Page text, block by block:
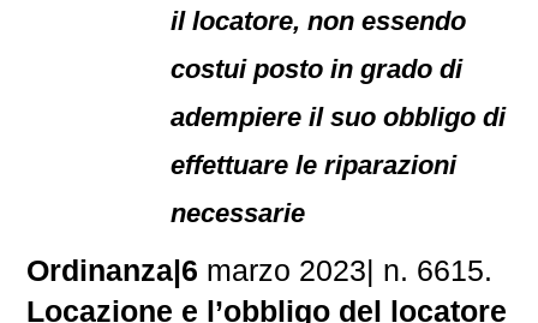
il locatore, non essendo
costui posto in grado di
adempiere il suo obbligo di
effettuare le riparazioni
necessarie
Ordinanza|6 marzo 2023| n. 6615.
Locazione e l’obbligo del locatore